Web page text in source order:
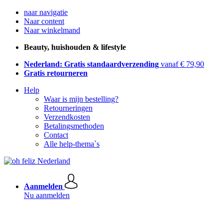
naar navigatie
Naar content
Naar winkelmand
Beauty, huishouden & lifestyle
Nederland: Gratis standaardverzending vanaf € 79,90
Gratis retourneren
Help
Waar is mijn bestelling?
Retourneringen
Verzendkosten
Betalingsmethoden
Contact
Alle help-thema`s
Aanmelden
Nu aanmelden